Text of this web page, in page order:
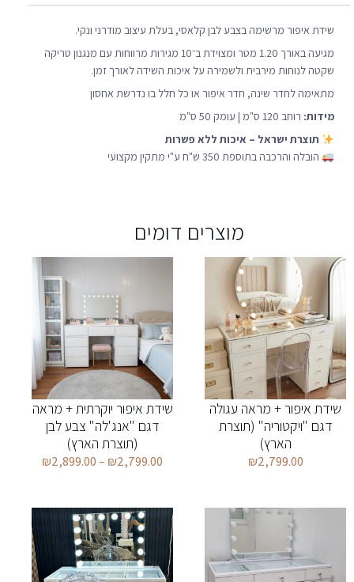
שידת איפור מרשימה בצבע לבן קלאסי, בעלת עיצוב מודרני ונקי.
מגיעה באורך 1.20 מטר ומצוידת ב־10 מגירות מרווחות עם מנגנון טריקה
שקטה לנוחות מירבית ולשמירה על איכות השידה לאורך זמן.
מתאימה לחדר שינה, חדר איפור או כל חלל בו נדרשת אחסון
מידות: רוחב 120 ס"מ | עומק 50 ס"מ
תוצרת ישראל – איכות ללא פשרות
הובלה והרכבה בתוספת 350 ש"ח ע"י מתקין מקצועי
מוצרים דומים
שידת איפור + מראה עגולה
דגם "ויקטוריה" (תוצרת
הארץ)
₪2,799.00
שידת איפור יוקרתית + מראה
דגם "אנג'לה" צבע לבן
(תוצרת הארץ)
₪2,799.00
–
₪2,899.00